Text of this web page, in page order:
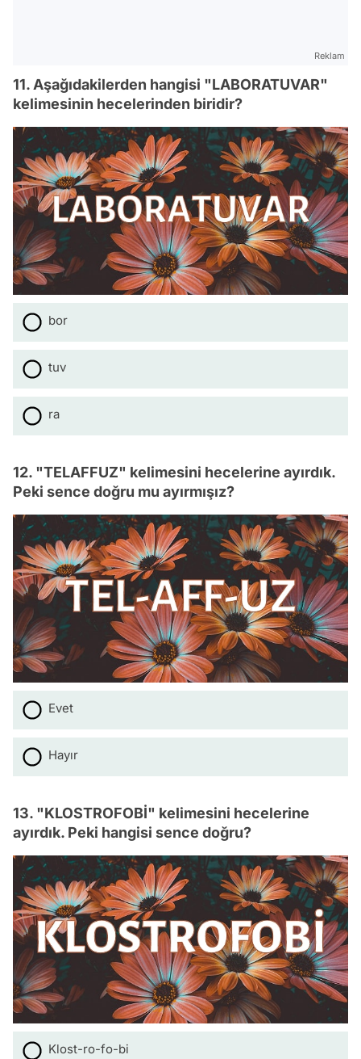
Reklam
11. Aşağıdakilerden hangisi "LABORATUVAR"
kelimesinin hecelerinden biridir?
bor
tuv
ra
12. "TELAFFUZ" kelimesini hecelerine ayırdık.
Peki sence doğru mu ayırmışız?
Evet
Hayır
13. "KLOSTROFOBİ" kelimesini hecelerine
ayırdık. Peki hangisi sence doğru?
Klost-ro-fo-bi